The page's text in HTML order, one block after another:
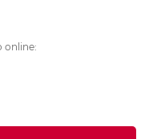
online: